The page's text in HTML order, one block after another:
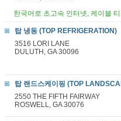
한국어로 초고속 인터넷, 케이블
탑 냉동 (TOP REFRIGERATION)
3516 LORI LANE
DULUTH, GA 30096
탑 랜드스케이핑 (TOP
2550 THE FIFTH FAIRWAY
ROSWELL, GA 30076